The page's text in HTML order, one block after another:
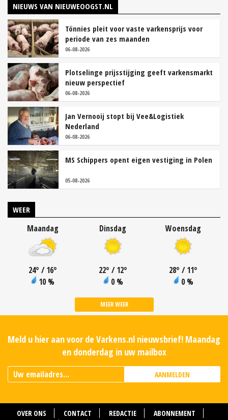
NIEUWS VAN NIEUWEOOGST.NL
Tönnies pleit voor vaste varkensprijs voor
periode van zes maanden
06-08-2026
Plotselinge prijsstijging geeft varkensmarkt
nieuw perspectief
06-08-2026
Jan Vernooij stopt bij Vee&Logistiek
Nederland
06-08-2026
MS Schippers opent eigen vestiging in Polen
05-08-2026
WEER
Maandag
24° / 16°
10 %
Dinsdag
22° / 12°
0 %
Woensdag
28° / 11°
0 %
MEER WEER
Meld u hier aan voor de Varkens.nl nieuwsbrief! Maandag
en donderdag in uw mailbox
AANMELDEN
OVER ONS CONTACT REDACTIE
ABONNEMENT